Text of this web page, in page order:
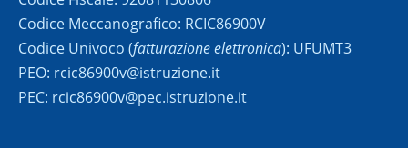
Codice Meccanografico: RCIC86900V
Codice Univoco (fatturazione elettronica): UFUMT3
PEO: rcic86900v@istruzione.it
PEC: rcic86900v@pec.istruzione.it